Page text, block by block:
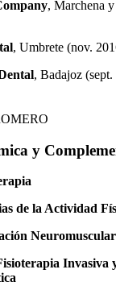
, Marchena
, Umbrete (nov.
, Badajoz
y
de la Actividad
Neuromuscular
Invasiva